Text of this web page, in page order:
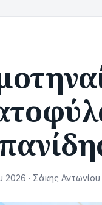
2026 · Σάκης Αντωνίου